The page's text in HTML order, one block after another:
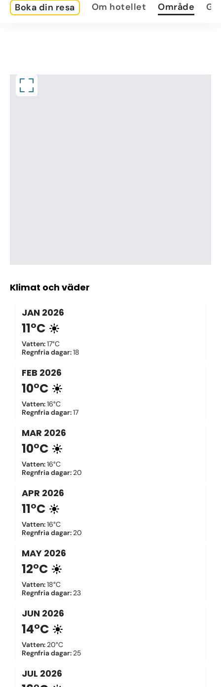
Boka din resa Om hotellet Område
Klimat och väder
JAN 2026
11°C
Vatten:17°C
Regnfria dagar:18
FEB 2026
10°C
Vatten:16°C
Regnfria dagar:17
MAR 2026
10°C
Vatten:16°C
Regnfria dagar: 20
APR 2026
11°C
Vatten:16°C
Regnfria dagar: 20
MAY 2026
12°C
Vatten:18°C
Regnfria dagar: 23
JUN 2026
14°C
Vatten: 20°C
Regnfria dagar: 25
JUL 2026